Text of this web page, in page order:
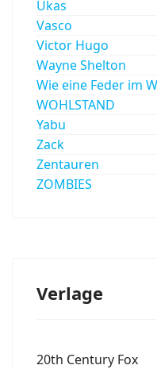
Ukas
Vasco
Victor Hugo
Wayne Shelton
Wie eine Feder im
WOHLSTAND
Yabu
Zack
Zentauren
ZOMBIES
Verlage
20th Century Fox